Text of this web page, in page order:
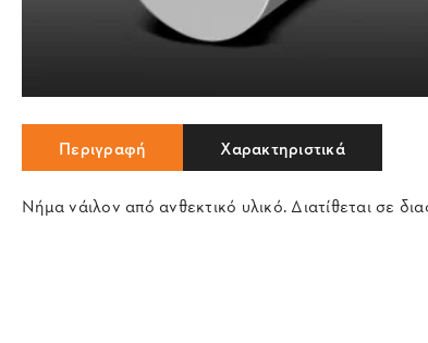
Περιγραφή Χαρακτηριστικά
Νήμα νάιλον από ανθεκτικό υλικό. Διατίθεται σε